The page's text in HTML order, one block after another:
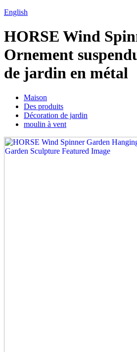
English
HORSE Wind
Ornement
de jardin en métal
Maison
Des produits
Décoration de jardin
moulin à vent